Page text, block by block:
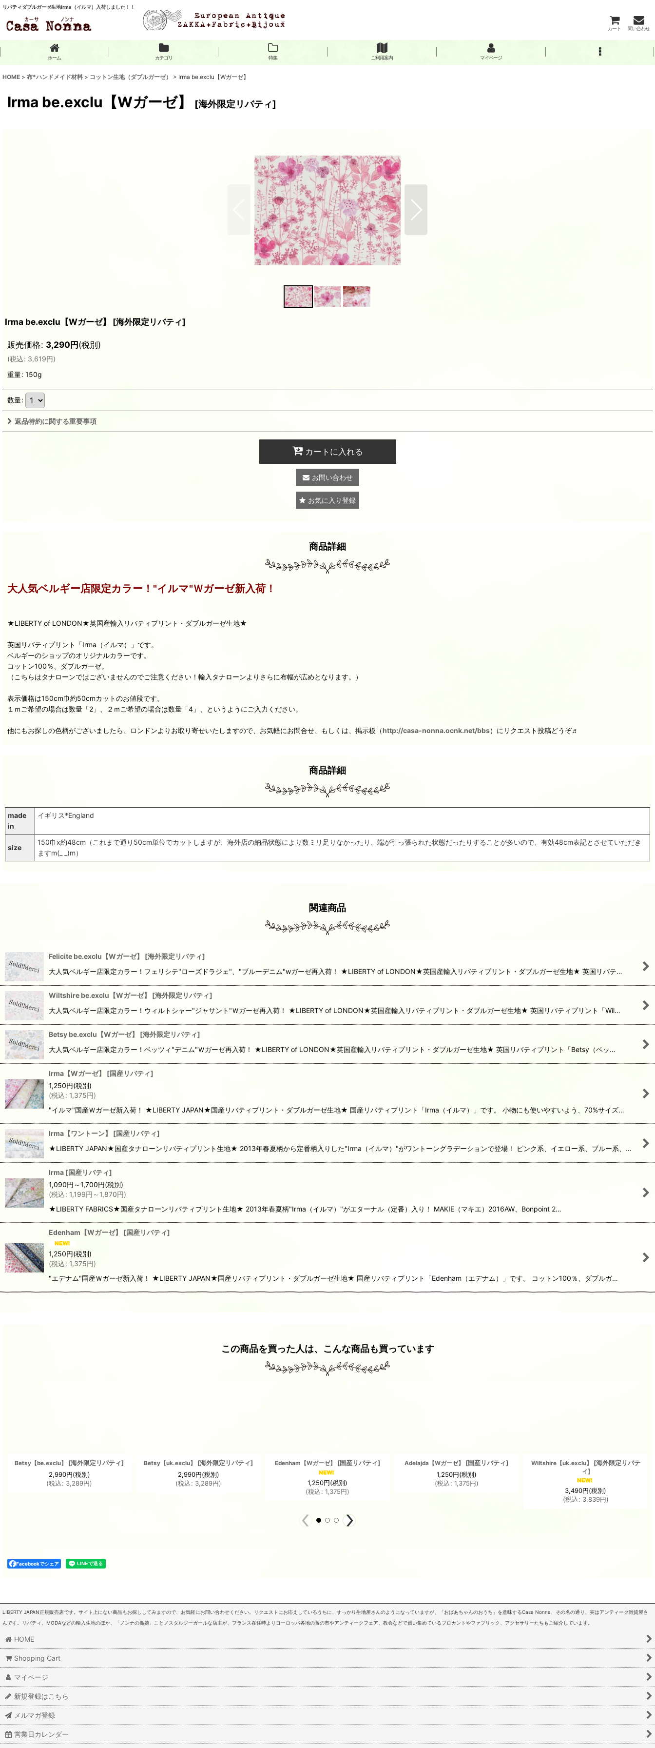
リバティダブルガーゼ生地Irma（イルマ）入荷しました！！
カート 問い合わせ
ホーム カテゴリ 特集 ご利用案内 マイページ
HOME > 布*ハンドメイド材料 > コットン生地（ダブルガーゼ） > Irma be.exclu【Wガーゼ】
Irma be.exclu【Wガーゼ】 [海外限定リバティ]
Irma be.exclu【Wガーゼ】 [海外限定リバティ]
販売価格: 3,290円(税別)
(税込: 3,619円)
重量: 150g
数量:
返品特約に関する重要事項
カートに入れる
お問い合わせ
お気に入り登録
商品詳細
大人気ベルギー店限定カラー！"イルマ"Ｗガーゼ新入荷！
★LIBERTY of LONDON★英国産輸入リバティプリント・ダブルガーゼ生地★
英国リバティプリント「Irma（イルマ）」です。
ベルギーのショップのオリジナルカラーです。
コットン100％、ダブルガーゼ。
（こちらはタナローンではございませんのでご注意ください！輸入タナローンよりさらに布幅が広めとなります。）
表示価格は150cm巾約50cmカットのお値段です。
１ｍご希望の場合は数量「2」、２ｍご希望の場合は数量「4」、というようにご入力ください。
他にもお探しの色柄がございましたら、ロンドンよりお取り寄せいたしますので、お気軽にお問合せ、もしくは、掲示板（http://casa-nonna.ocnk.net/bbs）にリクエスト投稿どうぞ♬
商品詳細
made
in
イギリス*England
size
150巾x約48cm（これまで通り50cm単位でカットしますが、海外店の納品状態により数ミリ足りなかったり、端が引っ張られた状態だったりすることが多いので、有効48cm表記とさせていただき
ますm(_ _)m）
関連商品
Felicite be.exclu【Wガーゼ】 [海外限定リバティ]
大人気ベルギー店限定カラー！フェリシテ"ローズドラジェ"、"ブルーデニム"wガーゼ再入荷！ ★LIBERTY of LONDON★英国産輸入リバティプリント・ダブルガーゼ生地★ 英国リバテ…
Wiltshire be.exclu【Wガーゼ】 [海外限定リバティ]
大人気ベルギー店限定カラー！ウィルトシャー"ジャサント"Ｗガーゼ再入荷！ ★LIBERTY of LONDON★英国産輸入リバティプリント・ダブルガーゼ生地★ 英国リバティプリント「Wil…
Betsy be.exclu【Wガーゼ】 [海外限定リバティ]
大人気ベルギー店限定カラー！ベッツィ"デニム"Ｗガーゼ再入荷！ ★LIBERTY of LONDON★英国産輸入リバティプリント・ダブルガーゼ生地★ 英国リバティプリント「Betsy（ベッ…
Irma【Wガーゼ】 [国産リバティ]
1,250円(税別)
(税込: 1,375円)
"イルマ"国産Ｗガーゼ新入荷！ ★LIBERTY JAPAN★国産リバティプリント・ダブルガーゼ生地★ 国産リバティプリント「Irma（イルマ）」です。 小物にも使いやすいよう、70%サイズ…
Irma【ワントーン】 [国産リバティ]
★LIBERTY JAPAN★国産タナローンリバティプリント生地★ 2013年春夏柄から定番柄入りした"Irma（イルマ）"がワントーングラデーションで登場！ ピンク系、イエロー系、ブルー系、…
Irma [国産リバティ]
1,090円 ～1,700円(税別)
(税込: 1,199円 ～1,870円)
★LIBERTY FABRICS★国産タナローンリバティプリント生地★ 2013年春夏柄"Irma（イルマ）"がエターナル（定番）入り！ MAKIE（マキエ）2016AW、Bonpoint 2…
Edenham【Wガーゼ】 [国産リバティ]
1,250円(税別)
(税込: 1,375円)
"エデナム"国産Ｗガーゼ新入荷！ ★LIBERTY JAPAN★国産リバティプリント・ダブルガーゼ生地★ 国産リバティプリント「Edenham（エデナム）」です。 コットン100％、ダブルガ…
この商品を買った人は、こんな商品も買っています
Betsy【be.exclu】 [海外限定リバティ]
2,990円(税別)
(税込: 3,289円)
Betsy【uk.exclu】 [海外限定リバティ]
2,990円(税別)
(税込: 3,289円)
Edenham【Wガーゼ】 [国産リバティ]
1,250円(税別)
(税込: 1,375円)
Adelajda【Wガーゼ】 [国産リバティ]
1,250円(税別)
(税込: 1,375円)
Wiltshire【uk.exclu】 [海外限定リバテ
ィ]
3,490円(税別)
(税込: 3,839円)
Facebookでシェア
LIBERTY JAPAN正規販売店です。サイト上にない商品もお探ししてみますので、お気軽にお問い合わせください。リクエストにお応えしているうちに、すっかり生地屋さんのようになっていますが、「おばあちゃんのおうち」を意味するCasa Nonna、その名の通り、実はアンティーク雑貨屋さ
んです。リバティ、MODAなどの輸入生地のほか、「ノンナの孫娘」ことノスタルジーガールな店主が、フランス在住時よりヨーロッパ各地の蚤の市やアンティークフェア、教会などで買い集めているブロカントやファブリック、アクセサリーたちもご紹介しています。
HOME
Shopping Cart
マイページ
新規登録はこちら
メルマガ登録
営業日カレンダー